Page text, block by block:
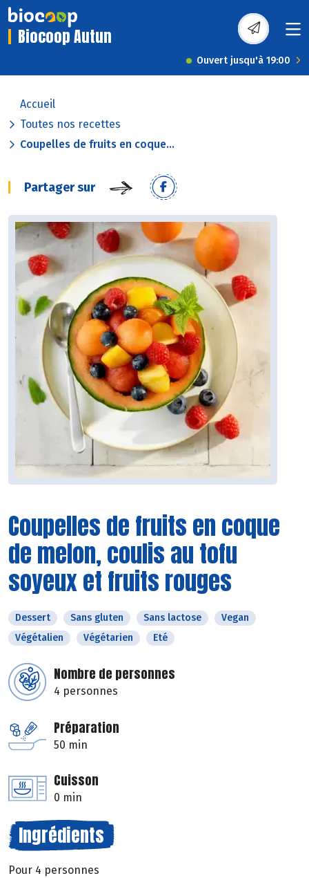
Biocoop Autun
Ouvert jusqu'à 19:00
Accueil
Toutes nos recettes
Coupelles de fruits en coque...
Partager sur
Coupelles de fruits en coque
de melon, coulis au tofu
soyeux et fruits rouges
Dessert Sans gluten Sans lactose
Vegan
Végétalien
Végétarien Eté
Nombre de personnes
4 personnes
Préparation
50 min
Cuisson
0 min
Ingrédients
Pour 4 personnes